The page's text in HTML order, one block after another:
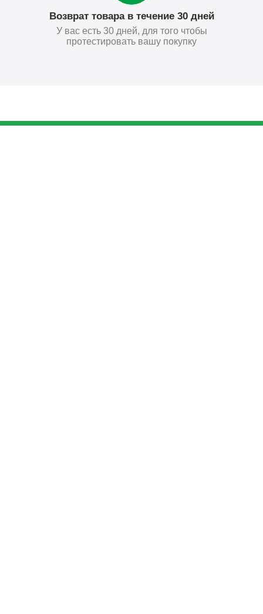
Возврат товара в течение 30 дней
У вас есть 30 дней, для того чтобы
протестировать вашу покупку